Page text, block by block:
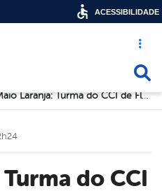
Acesso
Maio Laranja: Turma do CCI de Floresta participa de ação de conscientização e fortalecimento da proteção às crianças e adolescentes
ACESSIBILIDADE